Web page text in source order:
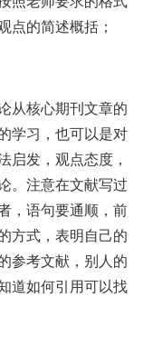
点的简述概括；
从核心期刊文章的
学习，也可以是对
启发，观点态度，
。注意在文献写过
，语句要通顺，前
方式，表明自己的
参考文献，别人的
道如何引用可以找